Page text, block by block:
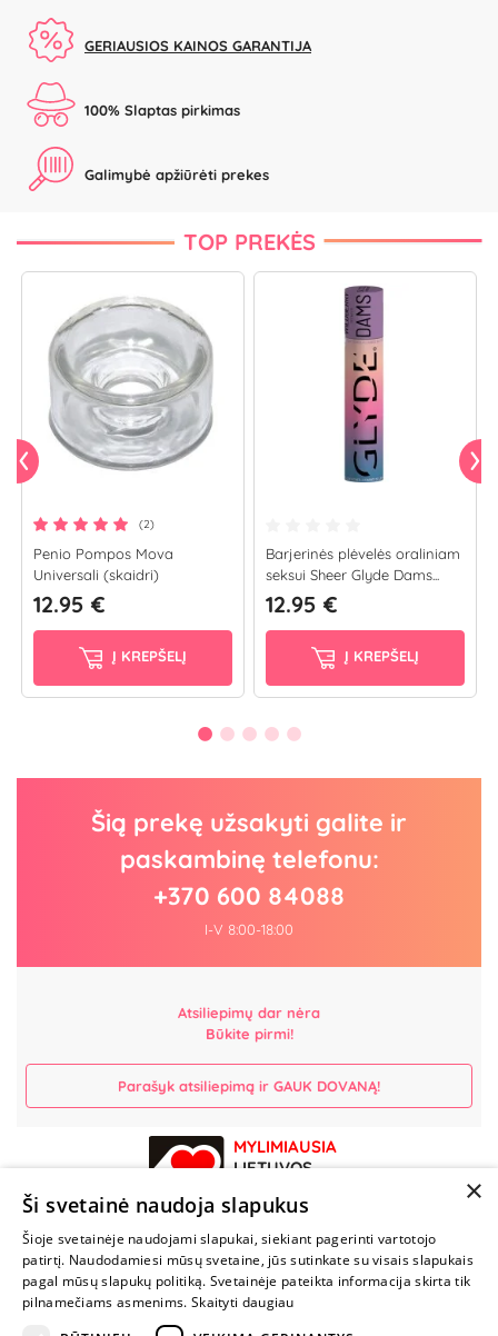
GERIAUSIOS KAINOS GARANTIJA
100% Slaptas pirkimas
Galimybė apžiūrėti prekes
TOP PREKĖS
(2)
Penio Pompos Mova
Universali (skaidri)
12.95 €
Į KREPŠELĮ
Barjerinės plėvelės oraliniam
seksui Sheer Glyde Dams...
12.95 €
Į KREPŠELĮ
Šią prekę užsakyti galite ir
paskambinę telefonu:
+370 600 84088
I-V 8:00-18:00
Atsiliepimų dar nėra
Būkite pirmi!
Parašyk atsiliepimą ir GAUK DOVANĄ!
MYLIMIAUSIA
LIETUVOS
PARDUOTUVĖ
NENUSTOK
ŽAISTI
×
Ši svetainė naudoja slapukus
Šioje svetainėje naudojami slapukai, siekiant pagerinti vartotojo
patirtį. Naudodamiesi mūsų svetaine, jūs sutinkate su visais slapukais
pagal mūsų slapukų politiką. Svetainėje pateikta informacija skirta tik
pilnamečiams asmenims. Skaityti daugiau